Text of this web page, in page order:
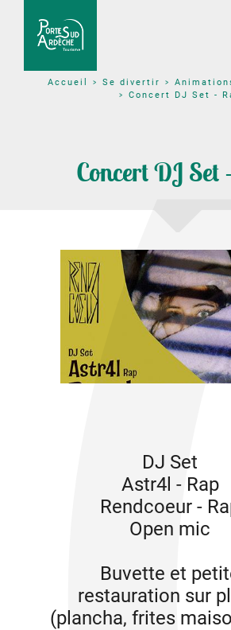
Accueil Se divertir
Concert DJ Set -
Concert DJ Set
DJ Set
Astr4l - Rap
Rendcoeur -
Open mic
Buvette et
restauration sur
(plancha, frites